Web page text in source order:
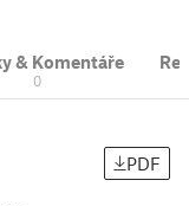
& Komentáře
0
PDF